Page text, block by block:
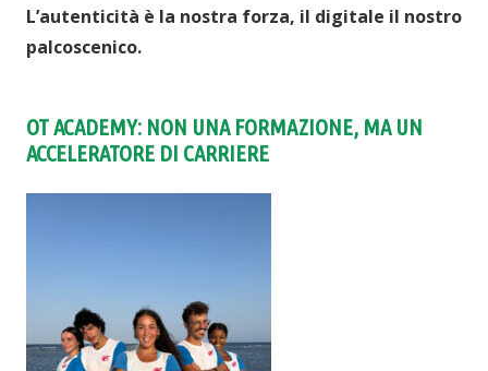
L’autenticità è la nostra forza, il digitale il nostro
palcoscenico.
OT ACADEMY: NON UNA FORMAZIONE, MA UN
ACCELERATORE DI CARRIERE